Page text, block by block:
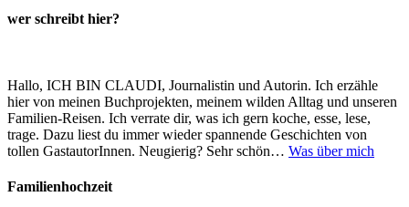
wer schreibt hier?
Hallo, ICH BIN CLAUDI, Journalistin und Autorin. Ich erzähle
hier von meinen Buchprojekten, meinem wilden Alltag und unseren
Familien-Reisen. Ich verrate dir, was ich gern koche, esse, lese,
trage. Dazu liest du immer wieder spannende Geschichten von
tollen GastautorInnen. Neugierig? Sehr schön… Was über mich
Familienhochzeit